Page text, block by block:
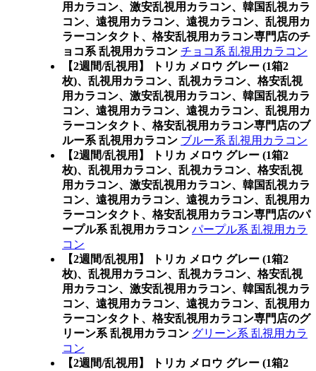
用カラコン、激安乱視用カラコン、韓国乱視カラ
コン、遠視用カラコン、遠視カラコン、乱視用カ
ラーコンタクト、格安乱視用カラコン専門店のチ
ョコ系 乱視用カラコン チョコ系 乱視用カラコン
【2週間/乱視用】 トリカ メロウ グレー (1箱2
枚)、乱視用カラコン、乱視カラコン、格安乱視
用カラコン、激安乱視用カラコン、韓国乱視カラ
コン、遠視用カラコン、遠視カラコン、乱視用カ
ラーコンタクト、格安乱視用カラコン専門店のブ
ルー系 乱視用カラコン ブルー系 乱視用カラコン
【2週間/乱視用】 トリカ メロウ グレー (1箱2
枚)、乱視用カラコン、乱視カラコン、格安乱視
用カラコン、激安乱視用カラコン、韓国乱視カラ
コン、遠視用カラコン、遠視カラコン、乱視用カ
ラーコンタクト、格安乱視用カラコン専門店のパ
ープル系 乱視用カラコン パープル系 乱視用カラ
コン
【2週間/乱視用】 トリカ メロウ グレー (1箱2
枚)、乱視用カラコン、乱視カラコン、格安乱視
用カラコン、激安乱視用カラコン、韓国乱視カラ
コン、遠視用カラコン、遠視カラコン、乱視用カ
ラーコンタクト、格安乱視用カラコン専門店のグ
リーン系 乱視用カラコン グリーン系 乱視用カラ
コン
【2週間/乱視用】 トリカ メロウ グレー (1箱2